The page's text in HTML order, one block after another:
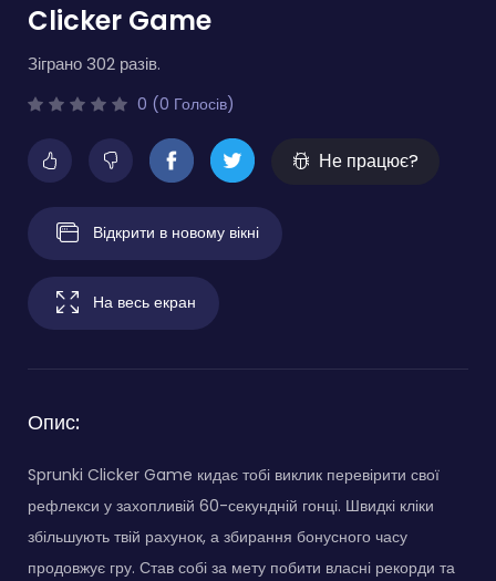
Clicker Game
Зіграно 302 разів.
0 (0 Голосів)
Не працює?
Відкрити в новому вікні
На весь екран
Опис:
Sprunki Clicker Game кидає тобі виклик перевірити свої
рефлекси у захопливій 60-секундній гонці. Швидкі кліки
збільшують твій рахунок, а збирання бонусного часу
продовжує гру. Став собі за мету побити власні рекорди та